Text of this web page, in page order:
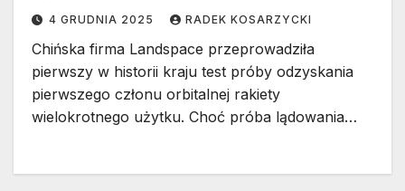
4 GRUDNIA 2025 RADEK KOSARZYCKI
Chińska firma Landspace przeprowadziła
pierwszy w historii kraju test próby odzyskania
pierwszego członu orbitalnej rakiety
wielokrotnego użytku. Choć próba lądowania…